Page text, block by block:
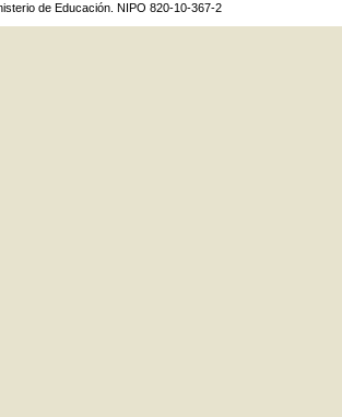
de Educación. NIPO 820-10-367-2